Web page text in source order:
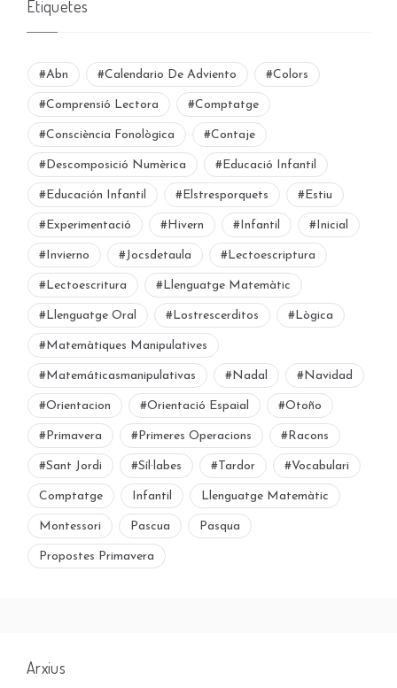
Etiquetes
#abn #calendario De Adviento #colors
#comprensió Lectora #comptatge
#consciència Fonològica #contaje
#descomposició Numèrica #educació Infantil
#educación Infantil #elstresporquets #estiu
#experimentació #hivern #infantil #inicial
#invierno #jocsdetaula #lectoescriptura
#lectoescritura #llenguatge Matemàtic
#llenguatge Oral #lostrescerditos #lògica
#matemàtiques Manipulatives
#matemáticasmanipulativas #nadal #navidad
#orientacion #orientació Espaial #otoño
#primavera #primeres Operacions #racons
#sant Jordi #síl·labes #tardor #vocabulari
Comptatge Infantil Llenguatge Matemàtic
Montessori Pascua Pasqua
Propostes Primavera
Arxius